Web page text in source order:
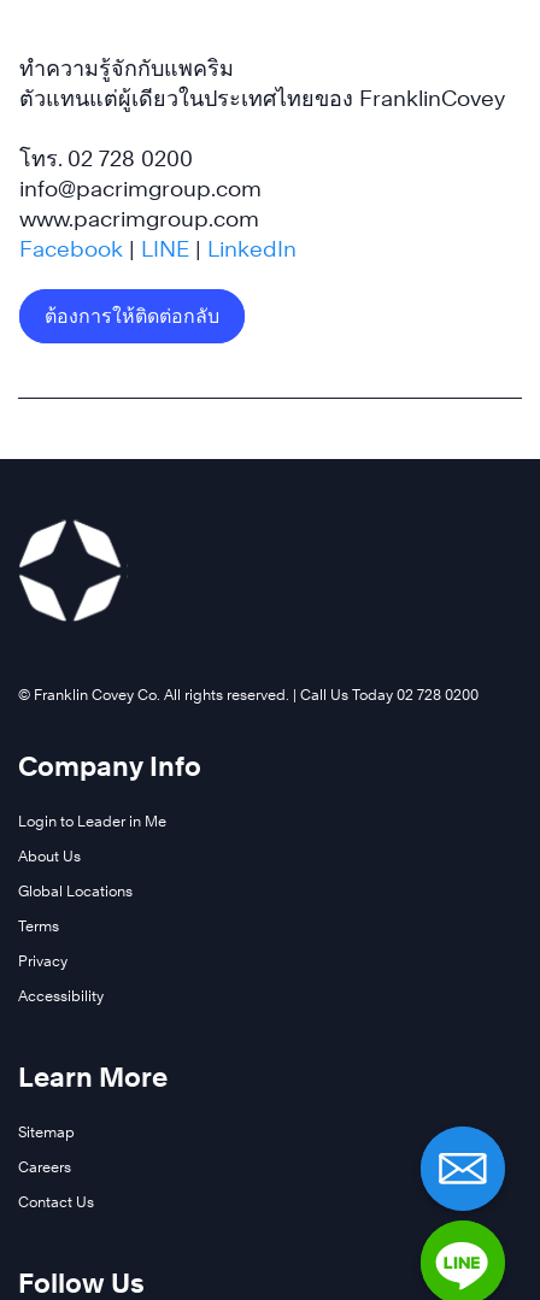
เรียน
เติม
เติม
ทำความรู้จักกับแพคริม
ตัวแทนแต่ผู้เดียวในประเทศไทยของ FranklinCovey
โทร. 02 728 0200
info@pacrimgroup.com
www.pacrimgroup.com
Facebook | LINE | LinkedIn
ต้องการให้ติดต่อกลับ
©️ Franklin Covey Co. All rights reserved. | Call Us Today 02 728 0200
Company Info
Login to Leader in Me
About Us
Global Locations
Terms
Privacy
Accessibility
Learn More
Sitemap
Careers
Contact Us
Follow Us